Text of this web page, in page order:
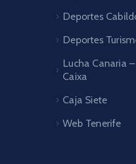
Deportes
Deportes
Lucha Canaria
Caixa
Caja Siete
Web Tenerife